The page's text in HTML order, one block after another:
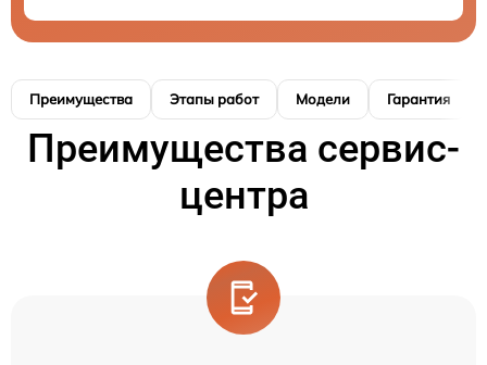
Преимущества Этапы работ Модели Гарантия
Преимущества сервис-
центра